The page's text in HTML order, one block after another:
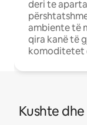
deri te
ambiente të
qira kanë të
komoditetet
Kushte